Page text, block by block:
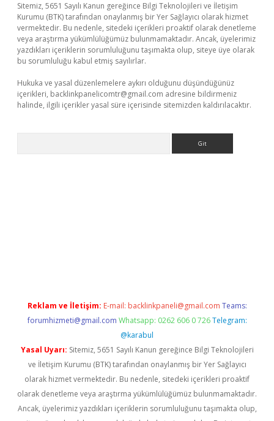
Sitemiz, 5651 Sayılı Kanun gereğince Bilgi Teknolojileri ve İletişim
Kurumu (BTK) tarafından onaylanmış bir Yer Sağlayıcı olarak hizmet
vermektedir. Bu nedenle, sitedeki içerikleri proaktif olarak denetleme
veya araştırma yükümlülüğümüz bulunmamaktadır. Ancak, üyelerimiz
yazdıkları içeriklerin sorumluluğunu taşımakta olup, siteye üye olarak
bu sorumluluğu kabul etmiş sayılırlar.
Hukuka ve yasal düzenlemelere aykırı olduğunu düşündüğünüz
içerikleri, backlinkpanelicomtr@gmail.com adresine bildirmeniz
halinde, ilgili içerikler yasal süre içerisinde sitemizden kaldırılacaktır.
Reklam ve İletişim: E-mail: backlinkpaneli@gmail.com Teams:
forumhizmeti@gmail.com Whatsapp: 0262 606 0 726 Telegram:
@karabul
Yasal Uyarı: Sitemiz, 5651 Sayılı Kanun gereğince Bilgi Teknolojileri
ve İletişim Kurumu (BTK) tarafından onaylanmış bir Yer Sağlayıcı
olarak hizmet vermektedir. Bu nedenle, sitedeki içerikleri proaktif
olarak denetleme veya araştırma yükümlülüğümüz bulunmamaktadır.
Ancak, üyelerimiz yazdıkları içeriklerin sorumluluğunu taşımakta olup,